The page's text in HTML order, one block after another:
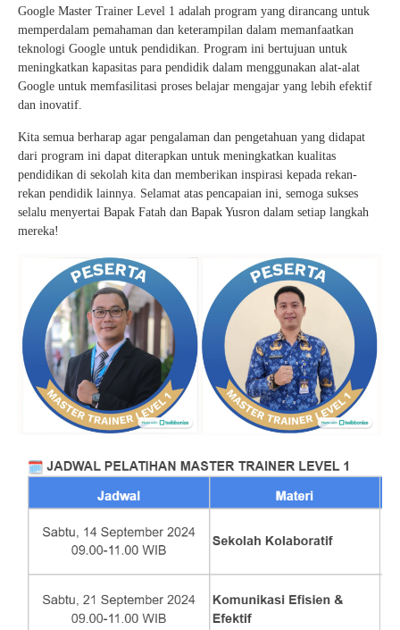
Google Master Trainer Level 1 adalah program yang dirancang untuk
memperdalam pemahaman dan keterampilan dalam memanfaatkan
teknologi Google untuk pendidikan. Program ini bertujuan untuk
meningkatkan kapasitas para pendidik dalam menggunakan alat-alat
Google untuk memfasilitasi proses belajar mengajar yang lebih efektif
dan inovatif.
Kita semua berharap agar pengalaman dan pengetahuan yang didapat
dari program ini dapat diterapkan untuk meningkatkan kualitas
pendidikan di sekolah kita dan memberikan inspirasi kepada rekan-
rekan pendidik lainnya. Selamat atas pencapaian ini, semoga sukses
selalu menyertai Bapak Fatah dan Bapak Yusron dalam setiap langkah
mereka!